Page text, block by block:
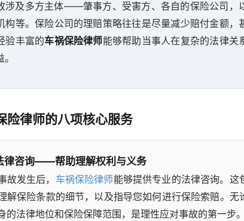
涉及多方主体——肇事方、受害方、各自的保险公司，
构等。保险公司的理赔策略往往是尽量减少赔付金额，
验丰富的车祸保险律师能够帮助当事人在复杂的法律
险律师的八项核心服务
律咨询——帮助理解权利与义务
故发生后， 车祸保险律师能够提供专业的法律咨询。
解保险条款的细节，以及指导您如何进行保险索赔。
的法律地位和保险保障范围，是理性应对事故的第一步。